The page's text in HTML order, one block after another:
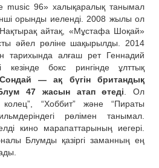
music 96» халықаралық танымал
орынды иеленді. 2008 жылы ол
айтақ, «Мұстафа Шоқай»
әйел рөліне шақырылды. 2014
тарихында алғаш рет Геннадий
кезінде бокс рингінде ұлттық
Сондай — ақ бүгін британдық
47 жасын атап өтеді . Ол
колец”, “Хоббит” және “Пираты
рөлімен танымал.
кино марапаттарының иегері.
Блумды қазіргі заманның ең